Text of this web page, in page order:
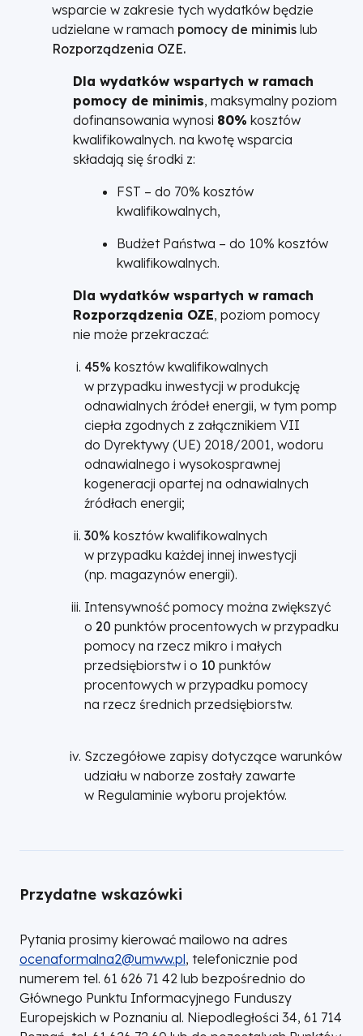
wsparcie w zakresie tych wydatków będzie
udzielane w ramach pomocy de minimis lub
Rozporządzenia OZE.
Dla wydatków wspartych w ramach
pomocy de minimis, maksymalny poziom
dofinansowania wynosi 80% kosztów
kwalifikowalnych. na kwotę wsparcia
składają się środki z:
FST – do 70% kosztów
kwalifikowalnych,
Budżet Państwa – do 10% kosztów
kwalifikowalnych.
Dla wydatków wspartych w ramach
Rozporządzenia OZE, poziom pomocy
nie może przekraczać:
45% kosztów kwalifikowalnych
w przypadku inwestycji w produkcję
odnawialnych źródeł energii, w tym pomp
ciepła zgodnych z załącznikiem VII
do Dyrektywy (UE) 2018/2001, wodoru
odnawialnego i wysokosprawnej
kogeneracji opartej na odnawialnych
źródłach energii;
30% kosztów kwalifikowalnych
w przypadku każdej innej inwestycji
(np. magazynów energii).
Intensywność pomocy można zwiększyć
o 20 punktów procentowych w przypadku
pomocy na rzecz mikro i małych
przedsiębiorstw i o 10 punktów
procentowych w przypadku pomocy
na rzecz średnich przedsiębiorstw.
Szczegółowe zapisy dotyczące warunków
udziału w naborze zostały zawarte
w Regulaminie wyboru projektów.
Przydatne wskazówki
Pytania prosimy kierować mailowo na adres
ocenaformalna2@umww.pl, telefonicznie pod
numerem tel. 61 626 71 42 lub bezpośrednio do
Głównego Punktu Informacyjnego Funduszy
Europejskich w Poznaniu al. Niepodległości 34, 61 714